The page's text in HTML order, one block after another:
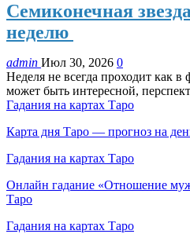
Семиконечная
неделю
admin Июл 30, 2026 0
Неделя не всегда проходит как
может быть интересной,
Гадания на картах Таро
Карта дня Таро — прогноз на
Гадания на картах Таро
Онлайн гадание «Отношение
Таро
Гадания на картах Таро